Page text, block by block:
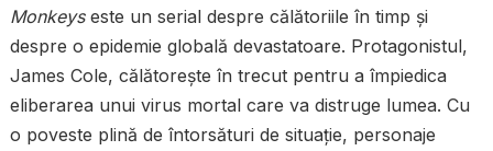
Monkeyseste un serial despre călătoriile în timp și
despre o epidemie globală devastatoare. Protagonistul,
James Cole, călătorește în trecut pentru a împiedica
eliberarea unui virus mortal care va distruge lumea. Cu
o poveste plină de întorsături de situație, personaje